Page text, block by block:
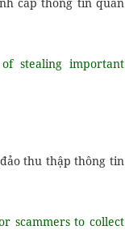
stealing important
thu thập thông tin
scammers to collect